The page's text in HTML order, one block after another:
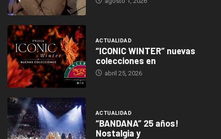
ACTUALIDAD
“ICONIC WINTER” nuevas
colecciones en
abril 25, 2026
ACTUALIDAD
“BANDANA” 25 años!
Nostalgia y